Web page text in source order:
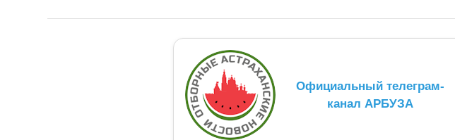
Официальный телеграм-
канал АРБУЗА